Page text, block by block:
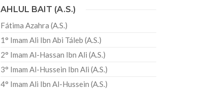
AHLUL BAIT (A.S.)
Fátima Azahra (A.S.)
1° Imam Ali Ibn Abi Táleb (A.S.)
2° Imam Al-Hassan Ibn Ali (A.S.)
3° Imam Al-Hussein Ibn Ali (A.S.)
4° Imam Ali Ibn Al-Hussein (A.S.)